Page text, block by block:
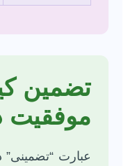
تضمین
موفقیت
عبارت “تضمینی”